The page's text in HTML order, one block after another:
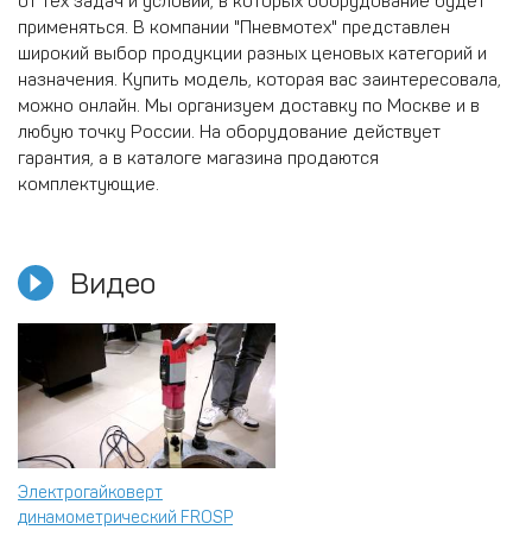
Видео
Электрогайковерт
динамометрический FROSP
применяться. В компании "Пневмотех" представлен
широкий выбор продукции разных ценовых категорий и
назначения. Купить модель, которая вас заинтересовала,
можно онлайн. Мы организуем доставку по Москве и в
любую точку России. На оборудование действует
гарантия, а в каталоге магазина продаются
комплектующие.